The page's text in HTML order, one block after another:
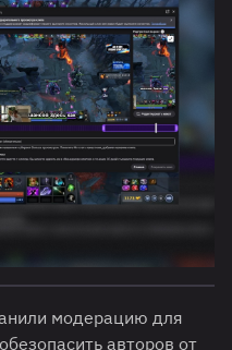
модерацию для
авторов от